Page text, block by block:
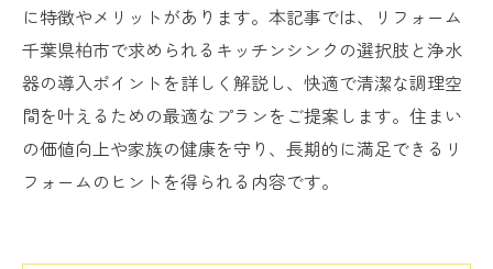
に特徴やメリットがあります。本記事では、リフォーム
千葉県柏市で求められるキッチンシンクの選択肢と浄水
器の導入ポイントを詳しく解説し、快適で清潔な調理空
間を叶えるための最適なプランをご提案します。住まい
の価値向上や家族の健康を守り、長期的に満足できるリ
フォームのヒントを得られる内容です。